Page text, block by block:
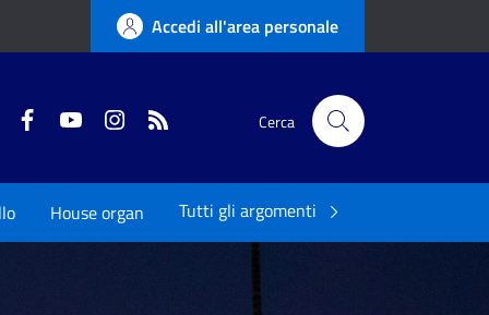
Accedi all'area personale
Twitter FacebookYouTubeInstagram Cerca
House organ Tutti gli argomenti